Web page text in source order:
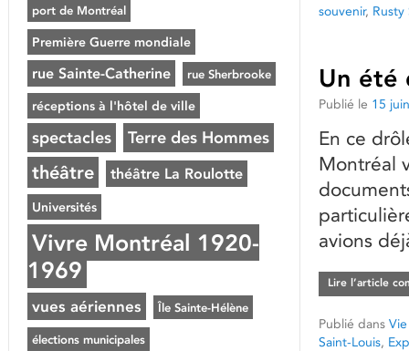
souvenir, Rusty
Un été
Publié le 15
En ce
Montréal
avions
Lire l’article
Publié dans
Saint-Louis,
port de Montréal
Première Guerre mondiale
rue Sainte-Catherine rue Sherbrooke
réceptions à l'hôtel de ville
spectacles Terre des Hommes
théâtre théâtre La Roulotte
Universités
Vivre Montréal 1920-
1969
vues aériennes Île Sainte-Hélène
élections municipales